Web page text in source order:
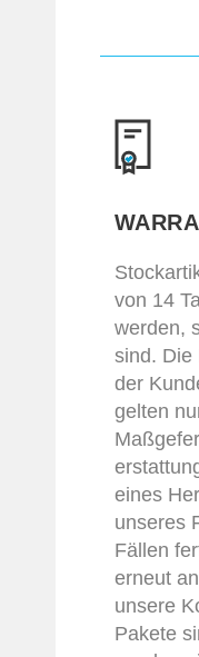
von 14
werden,
sind. Die
der
gelten
eines
unseres
Fällen
erneut
unsere
Pakete